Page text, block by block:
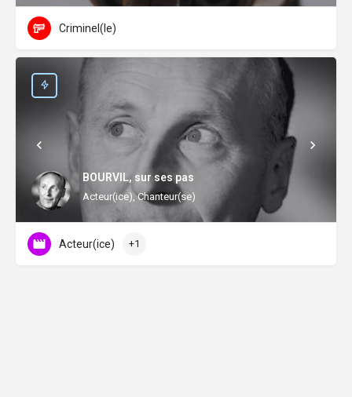
Criminel(le)
BOURVIL, sur ses pas
Acteur(ice), Chanteur(se)
Acteur(ice) +1